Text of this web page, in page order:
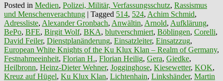
Posted in Medien, Polizei, Militär, Verfassungsschutz, Rassismus
und Menschenverachtung | Tagged 514, 524, Achim Schmid,
Adressliste, Alexander Gronbach, Anwältin, Arnold, Aufklärung,
BePo, BFE, Birgit Wolf, BKA, blutverschmiert, Böblingen, Corelli,
David Feiler, Dienstplanänderung, Einsatzleiter, Einsatzzug,
European White Knights of the Ku Klux Klan – Realm of Germany,
Festnahmeeinheit, Florian H., Florian Heilig, Gera, Giedke,
Heilbronn, Heinz-Dieter Wehner, Jogginghose, Kiesewetter, KOK,
Kreuz auf Hügel, Ku Klux Klan, Lichtenhain, Linkshänder, Martin